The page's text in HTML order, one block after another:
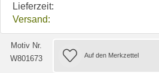
Lieferzeit:
Versand:
Motiv Nr.
W801673